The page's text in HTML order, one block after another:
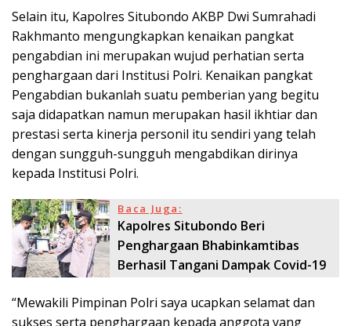
Selain itu, Kapolres Situbondo AKBP Dwi Sumrahadi
Rakhmanto mengungkapkan kenaikan pangkat
pengabdian ini merupakan wujud perhatian serta
penghargaan dari Institusi Polri. Kenaikan pangkat
Pengabdian bukanlah suatu pemberian yang begitu
saja didapatkan namun merupakan hasil ikhtiar dan
prestasi serta kinerja personil itu sendiri yang telah
dengan sungguh-sungguh mengabdikan dirinya
kepada Institusi Polri.
Baca Juga:
Kapolres Situbondo Beri
Penghargaan Bhabinkamtibas
Berhasil Tangani Dampak Covid-19
“Mewakili Pimpinan Polri saya ucapkan selamat dan
sukses serta penghargaan kepada anggota yang